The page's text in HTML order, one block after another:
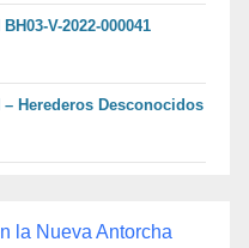
V-2022-000041
– Herederos Desconocidos